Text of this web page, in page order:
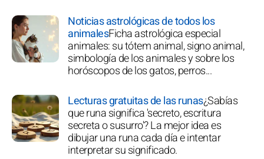
Noticias astrológicas de todos los
animalesFicha astrológica especial
animales: su tótem animal, signo animal,
simbología de los animales y sobre los
horóscopos de los gatos, perros...
Lecturas gratuitas de las runas¿Sabías
que runa significa 'secreto, escritura
secreta o susurro'? La mejor idea es
dibujar una runa cada día e intentar
interpretar su significado.